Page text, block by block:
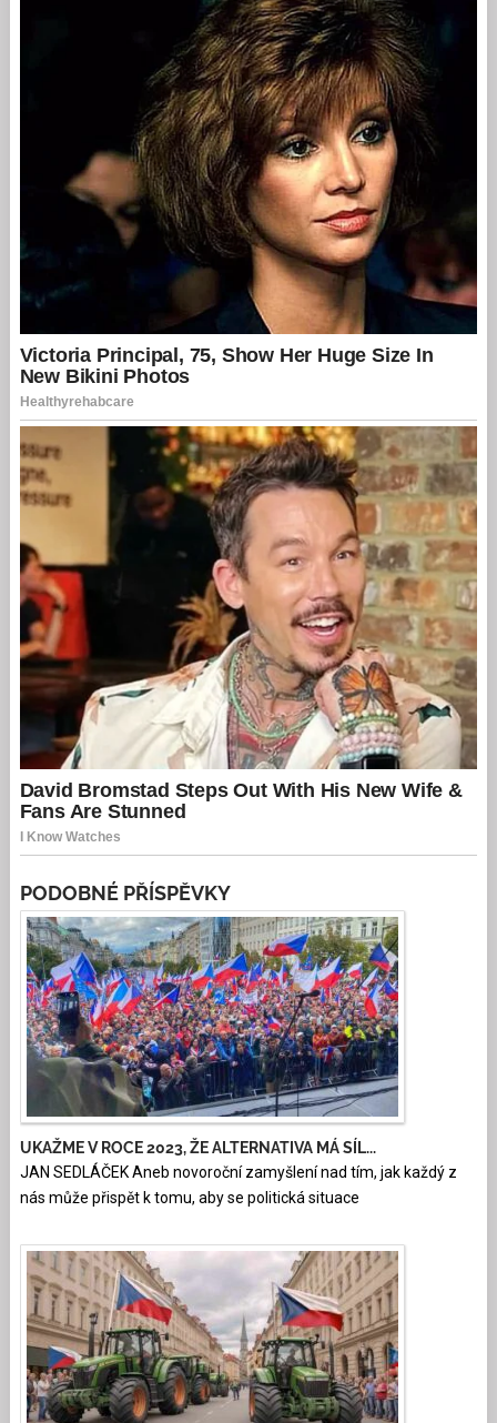
PODOBNÉ PŘÍSPĚVKY
UKAŽME V ROCE 2023, ŽE ALTERNATIVA MÁ SÍL...
JAN SEDLÁČEK Aneb novoroční zamyšlení nad tím, jak každý z
nás může přispět k tomu, aby se politická situace